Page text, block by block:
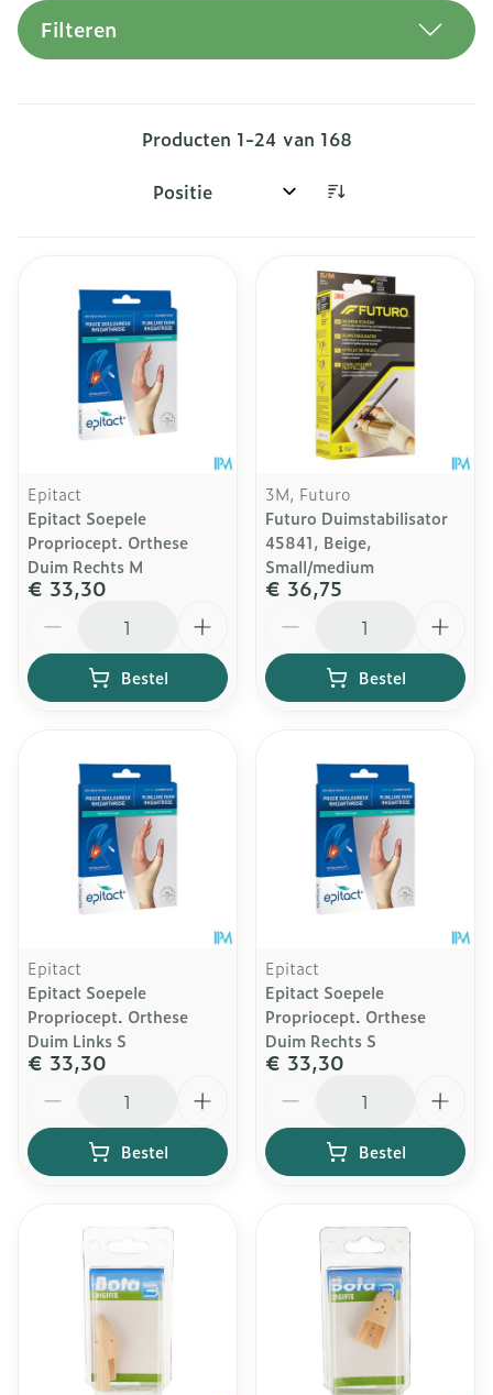
Filteren
Producten 1-24 van 168
Sorteer op:
Epitact
Epitact Soepele
Propriocept. Orthese
Duim Rechts M
€ 33,30
Bestel
3M, Futuro
Futuro Duimstabilisator
45841, Beige,
Small/medium
€ 36,75
Bestel
Epitact
Epitact Soepele
Propriocept. Orthese
Duim Links S
€ 33,30
Bestel
Epitact
Epitact Soepele
Propriocept. Orthese
Duim Rechts S
€ 33,30
Bestel